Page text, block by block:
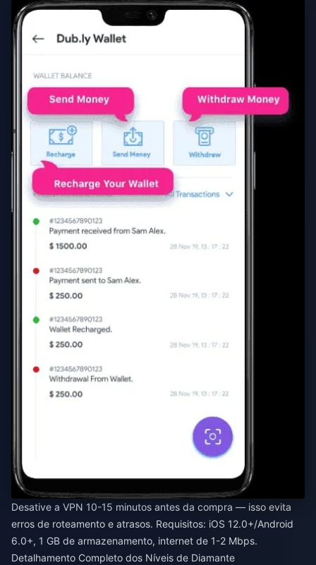
Desative a VPN 10-15 minutos antes da compra — isso evita
erros de roteamento e atrasos. Requisitos: iOS 12.0+/Android
6.0+, 1 GB de armazenamento, internet de 1-2 Mbps.
Detalhamento Completo dos Níveis de Diamante